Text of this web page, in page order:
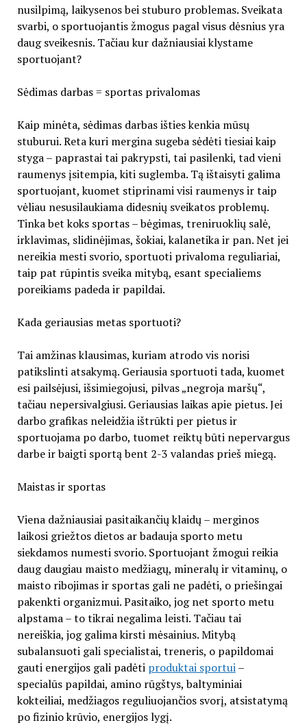
nusilpimą, laikysenos bei stuburo problemas. Sveikata
svarbi, o sportuojantis žmogus pagal visus dėsnius yra
daug sveikesnis. Tačiau kur dažniausiai klystame
sportuojant?
Sėdimas darbas = sportas privalomas
Kaip minėta, sėdimas darbas išties kenkia mūsų
stuburui. Reta kuri mergina sugeba sėdėti tiesiai kaip
styga – paprastai tai pakrypsti, tai pasilenki, tad vieni
raumenys įsitempia, kiti suglemba. Tą ištaisyti galima
sportuojant, kuomet stiprinami visi raumenys ir taip
vėliau nesusilaukiama didesnių sveikatos problemų.
Tinka bet koks sportas – bėgimas, treniruoklių salė,
irklavimas, slidinėjimas, šokiai, kalanetika ir pan. Net jei
nereikia mesti svorio, sportuoti privaloma reguliariai,
taip pat rūpintis sveika mitybą, esant specialiems
poreikiams padeda ir papildai.
Kada geriausias metas sportuoti?
Tai amžinas klausimas, kuriam atrodo vis norisi
patikslinti atsakymą. Geriausia sportuoti tada, kuomet
esi pailsėjusi, išsimiegojusi, pilvas „negroja maršų“,
tačiau nepersivalgiusi. Geriausias laikas apie pietus. Jei
darbo grafikas neleidžia ištrūkti per pietus ir
sportuojama po darbo, tuomet reiktų būti nepervargus
darbe ir baigti sportą bent 2-3 valandas prieš miegą.
Maistas ir sportas
Viena dažniausiai pasitaikančių klaidų – merginos
laikosi griežtos dietos ar badauja sporto metu
siekdamos numesti svorio. Sportuojant žmogui reikia
daug daugiau maisto medžiagų, mineralų ir vitaminų, o
maisto ribojimas ir sportas gali ne padėti, o priešingai
pakenkti organizmui. Pasitaiko, jog net sporto metu
alpstama – to tikrai negalima leisti. Tačiau tai
nereiškia, jog galima kirsti mėsainius. Mitybą
subalansuoti gali specialistai, treneris, o papildomai
gauti energijos gali padėti produktai sportui–
specialūs papildai, amino rūgštys, baltyminiai
kokteiliai, medžiagos reguliuojančios svorį, atsistatymą
po fizinio krūvio, energijos lygį.